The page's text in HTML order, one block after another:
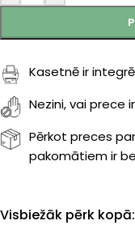
Kasetnē ir
Nezini, vai prece
Pērkot preces
pakomātiem ir
Visbiežāk pērk kopā: